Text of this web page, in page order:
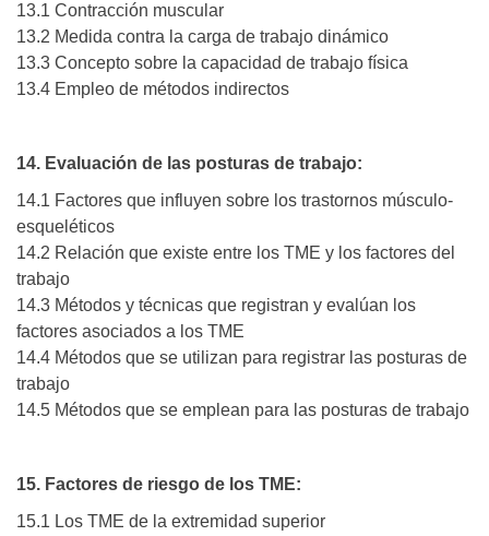
13.1 Contracción muscular
13.2 Medida contra la carga de trabajo dinámico
13.3 Concepto sobre la capacidad de trabajo física
13.4 Empleo de métodos indirectos
14. Evaluación de las posturas de trabajo:
14.1 Factores que influyen sobre los trastornos músculo-
esqueléticos
14.2 Relación que existe entre los TME y los factores del
trabajo
14.3 Métodos y técnicas que registran y evalúan los
factores asociados a los TME
14.4 Métodos que se utilizan para registrar las posturas de
trabajo
14.5 Métodos que se emplean para las posturas de trabajo
15. Factores de riesgo de los TME:
15.1 Los TME de la extremidad superior